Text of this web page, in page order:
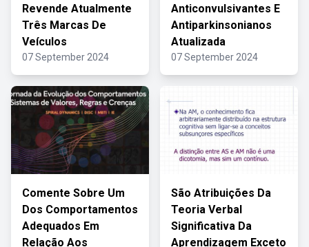
Revende Atualmente
Três Marcas De
Veículos
07 September 2024
Anticonvulsivantes E
Antiparkinsonianos
Atualizada
07 September 2024
Comente Sobre Um
Dos Comportamentos
Adequados Em
Relação Aos
São Atribuições Da
Teoria Verbal
Significativa Da
Aprendizagem Exceto